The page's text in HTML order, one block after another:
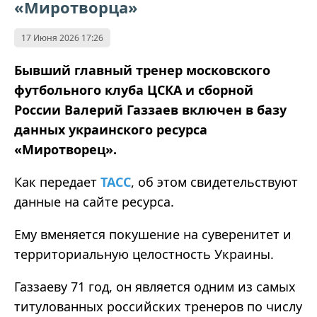
«Миротворца»
17 Июня 2026 17:26
Бывший главный тренер московского
футбольного клуба ЦСКА и сборной
России Валерий Газзаев включен в базу
данных украинского ресурса
«Миротворец».
Как передает ТАСС, об этом свидетельствуют
данные на сайте ресурса.
Ему вменяется покушение на суверенитет и
территориальную целостность Украины.
Газзаеву 71 год, он является одним из самых
титулованных российских тренеров по числу